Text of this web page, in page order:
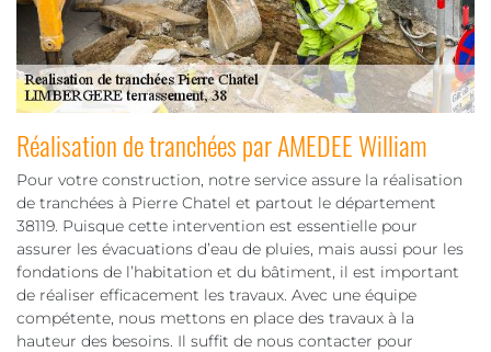
Réalisation de tranchées par AMEDEE William
Pour votre construction, notre service assure la réalisation
de tranchées à Pierre Chatel et partout le département
38119. Puisque cette intervention est essentielle pour
assurer les évacuations d’eau de pluies, mais aussi pour les
fondations de l’habitation et du bâtiment, il est important
de réaliser efficacement les travaux. Avec une équipe
compétente, nous mettons en place des travaux à la
hauteur des besoins. Il suffit de nous contacter pour